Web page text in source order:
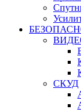
СКУД